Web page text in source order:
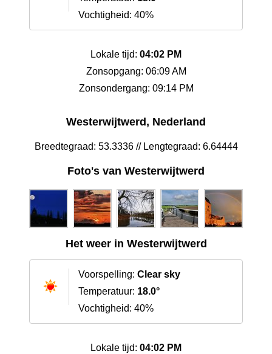
Vochtigheid: 40%
Lokale tijd: 04:02 PM
Zonsopgang: 06:09 AM
Zonsondergang: 09:14 PM
Westerwijtwerd, Nederland
Breedtegraad: 53.3336 // Lengtegraad: 6.64444
Foto's van Westerwijtwerd
Het weer in Westerwijtwerd
Voorspelling: Clear sky
Temperatuur: 18.0°
Vochtigheid: 40%
Lokale tijd: 04:02 PM